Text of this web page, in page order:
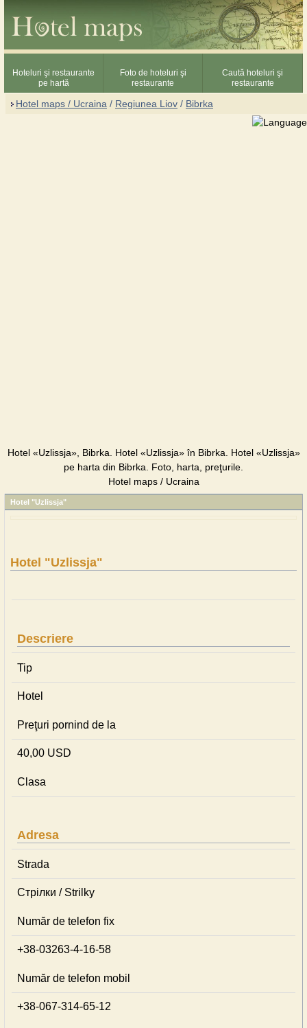
Hoteluri şi restaurante
pe hartă
Foto de hoteluri şi
restaurante
Caută hoteluri şi
restaurante
Hotel maps / Ucraina / Regiunea Liov / Bibrka
Hotel «Uzlissja», Bibrka. Hotel «Uzlissja» în Bibrka. Hotel «Uzlissja»
pe harta din Bibrka. Foto, harta, preţurile.
Hotel maps / Ucraina
Hotel "Uzlissja"
Hotel "Uzlissja"
Descriere
Tip
Hotel
Preţuri pornind de la
40,00 USD
Clasa
Adresa
Strada
Стрілки / Strilky
Număr de telefon fix
+38-03263-4-16-58
Număr de telefon mobil
+38-067-314-65-12